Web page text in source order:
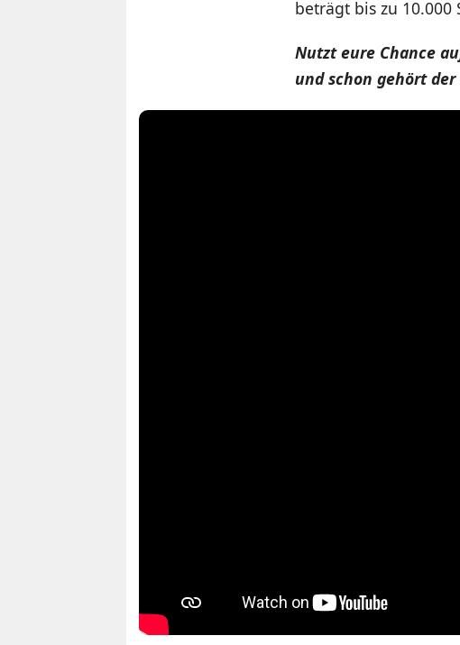
beträgt bis zu 10.000
Nutzt eure Chance
und schon gehört der